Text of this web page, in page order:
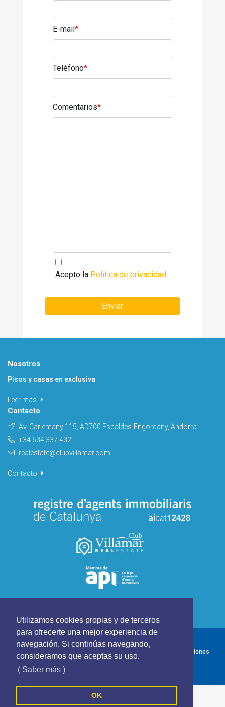
Utilizamos cookies propias y de terceros
para ofrecerte una mejor experiencia de
navegación. Si continúas navegando,
consideramos que aceptas su uso.
( Saber más )
OK
E-mail *
Teléfono*
Comentarios*
Acepto la Política de privacidad
Enviar
Nosotros
Pisos y casas en exclusiva
Leer más
Contacto
Av. Carlemany 115, AD700 Escaldes-Engordany, Andorra
+34 634 337 432
realestate@clubvillamar.com
Contacto
CLUB VILLAMAR REAL ESTATE - Todos los derechos reservados
Política de cookies
Política de privacidad Terminos y Condiciones
Síguenos en